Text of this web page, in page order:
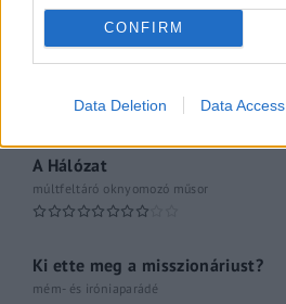
CONFIRM
Data Deletion Data Access
Kulturális magazin
A riporter
A Hálózat
múltfeltáró oknyomozó műsor
Ki ette meg a misszionáriust?
mém- és iróniaparádé